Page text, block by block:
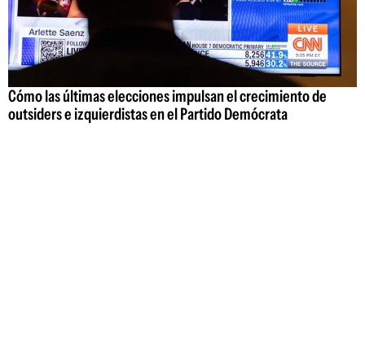
Cómo las últimas elecciones impulsan el crecimiento de
outsiders e izquierdistas en el Partido Demócrata